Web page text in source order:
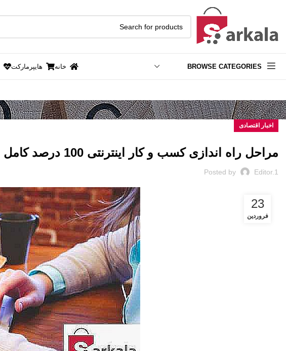
BROWSE CATEGORIES خانه هایپرمارکت
اخبار اقتصادی
مراحل راه اندازی کسب و کار اینترنتی 100 درصد کامل
Posted by Editor.1
23
فروردین